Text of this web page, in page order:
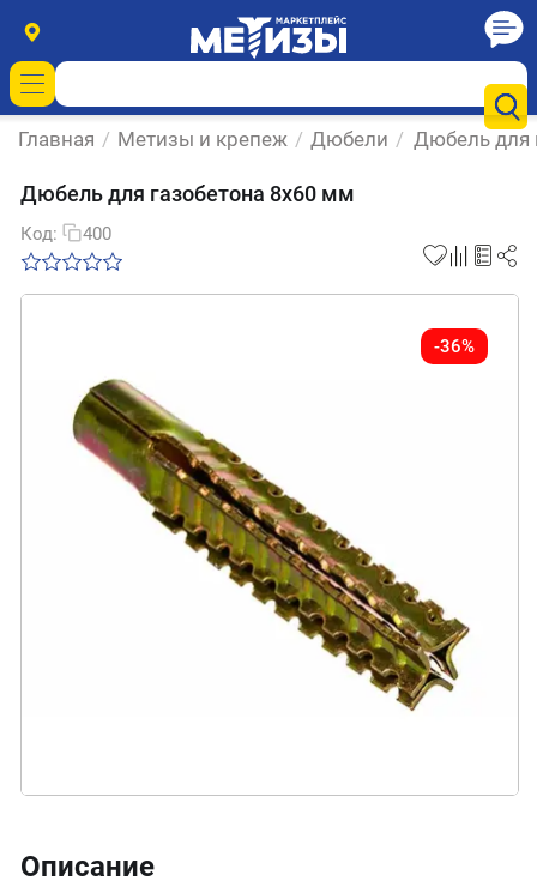
Главная / Метизы и крепеж / Дюбели / Дюбель для
Дюбель для газобетона 8х60 мм
Код: 400
-36%
Описание